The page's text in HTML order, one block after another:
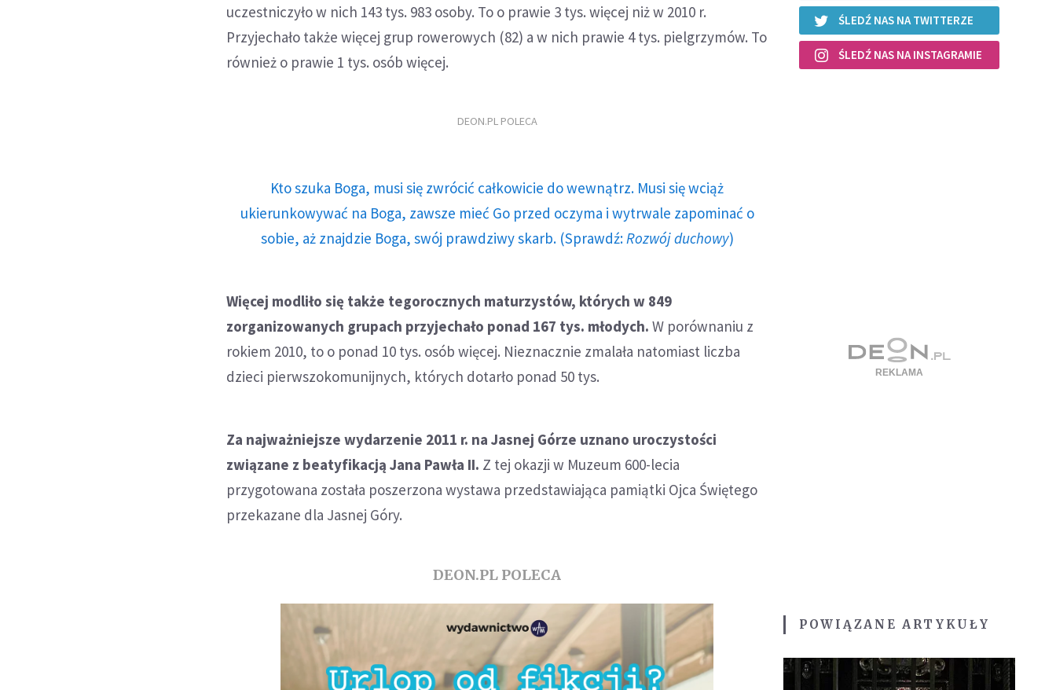
uczestniczyło w nich 143 tys. 983 osoby. To o prawie 3 tys. więcej niż w 2010 r.
Przyjechało także więcej grup rowerowych (82) a w nich prawie 4 tys. pielgrzymów. To
również o prawie 1 tys. osób więcej.
DEON.PL POLECA
Kto szuka Boga, musi się zwrócić całkowicie do wewnątrz. Musi się wciąż
ukierunkowywać na Boga, zawsze mieć Go przed oczyma i wytrwale zapominać o
sobie, aż znajdzie Boga, swój prawdziwy skarb. (Sprawdź:Rozwój duchowy)
Więcej modliło się także tegorocznych maturzystów, których w 849
zorganizowanych grupach przyjechało ponad 167 tys. młodych. W porównaniu z
rokiem 2010, to o ponad 10 tys. osób więcej. Nieznacznie zmalała natomiast liczba
dzieci pierwszokomunijnych, których dotarło ponad 50 tys.
Za najważniejsze wydarzenie 2011 r. na Jasnej Górze uznano uroczystości
związane z beatyfikacją Jana Pawła II. Z tej okazji w Muzeum 600-lecia
przygotowana została poszerzona wystawa przedstawiająca pamiątki Ojca Świętego
przekazane dla Jasnej Góry.
DEON.PL POLECA
ŚLEDŹ NAS NA TWITTERZE
ŚLEDŹ NAS NA INSTAGRAMIE
POWIĄZANE ARTYKUŁY